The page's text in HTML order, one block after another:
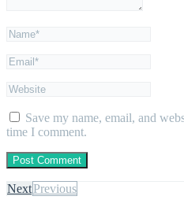
Save my name, email, and
time I comment.
NextPrevious